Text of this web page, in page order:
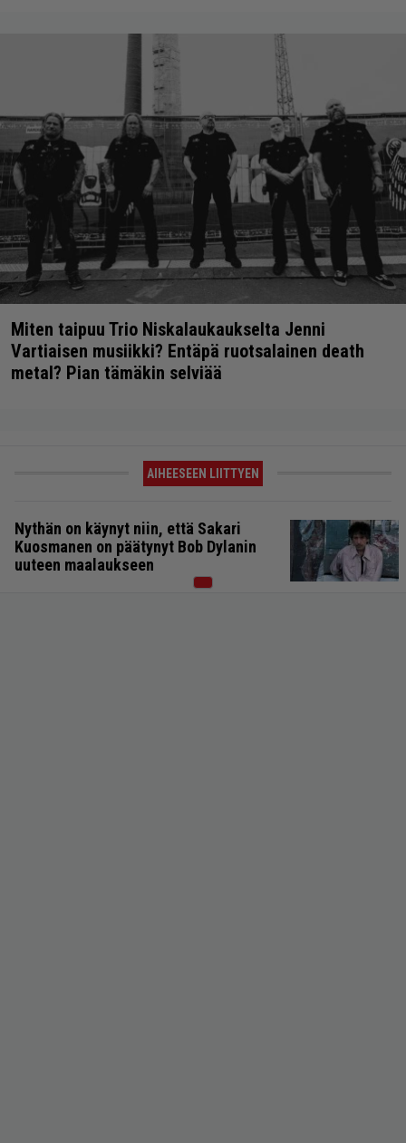
Miten taipuu Trio Niskalaukaukselta Jenni
Vartiaisen musiikki? Entäpä ruotsalainen death
metal? Pian tämäkin selviää
AIHEESEEN LIITTYEN
Nythän on käynyt niin, että Sakari
Kuosmanen on päätynyt Bob Dylanin
uuteen maalaukseen